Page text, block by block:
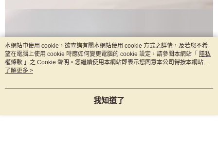
本網站中使用 cookie，欲查詢有關本網站使用 cookie 方式之詳情，及若您不希
望在電腦上使用 cookie 時應如何變更電腦的 cookie 設定，請參閱本網站「 隱私
權條款 」之 Cookie 聲明。您繼續使用本網站即表示您同意本公司得按本網站使
用條款之 Cookie 聲明使用 cookie。
了解更多 >
我知道了